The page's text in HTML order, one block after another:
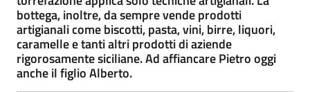
bottega, inoltre, da sempre vende prodotti
artigianali come biscotti, pasta, vini, birre, liquori,
caramelle e tanti altri prodotti di aziende
rigorosamente siciliane. Ad affiancare Pietro oggi
anche il figlio Alberto.